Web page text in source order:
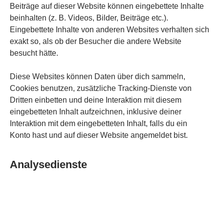
Beiträge auf dieser Website können eingebettete Inhalte
beinhalten (z. B. Videos, Bilder, Beiträge etc.).
Eingebettete Inhalte von anderen Websites verhalten sich
exakt so, als ob der Besucher die andere Website
besucht hätte.
Diese Websites können Daten über dich sammeln,
Cookies benutzen, zusätzliche Tracking-Dienste von
Dritten einbetten und deine Interaktion mit diesem
eingebetteten Inhalt aufzeichnen, inklusive deiner
Interaktion mit dem eingebetteten Inhalt, falls du ein
Konto hast und auf dieser Website angemeldet bist.
Analysedienste